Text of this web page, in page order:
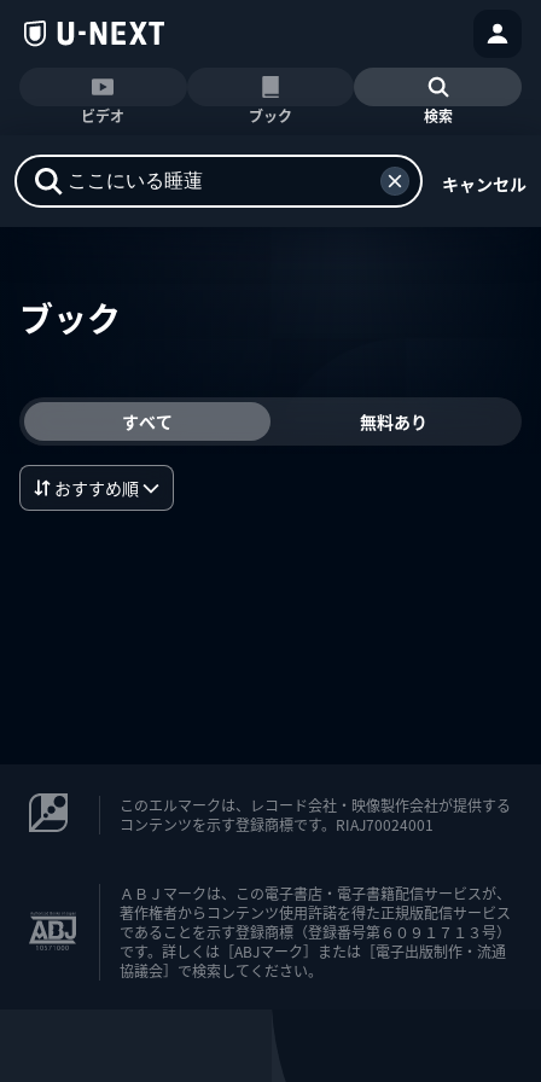
ビデオ ブック 検索
キャンセル
ブック
すべて 無料あり
おすすめ順
このエルマークは、レコード会社・映像製作会社が提供する
コンテンツを示す登録商標です。RIAJ70024001
ＡＢＪマークは、この電子書店・電子書籍配信サービスが、
著作権者からコンテンツ使用許諾を得た正規版配信サービス
であることを示す登録商標（登録番号第６０９１７１３号）
です。詳しくは［ABJマーク］または［電子出版制作・流通
協議会］で検索してください。